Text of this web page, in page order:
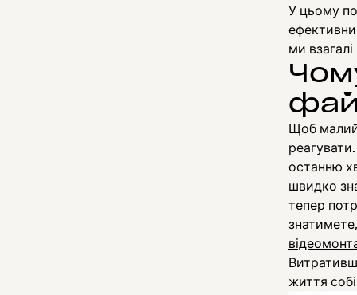
У цьому
ми
Щоб малий
останню
швидко
тепер
життя